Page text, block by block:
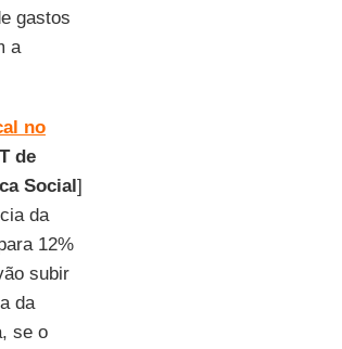
gastos
a
no
de
Social]
da
12%
subir
da
se o